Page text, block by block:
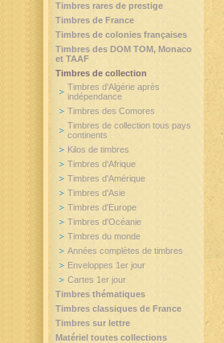
Timbres rares de prestige
Timbres de France
Timbres de colonies françaises
Timbres des DOM TOM, Monaco
et TAAF
Timbres de collection
Timbres d'Algérie après
indépendance
Timbres des Comores
Timbres de collection tous pays
continents
Kilos de timbres
Timbres d'Afrique
Timbres d'Amérique
Timbres d'Asie
Timbres d'Europe
Timbres d'Océanie
Timbres du monde
Années complètes de timbres
Enveloppes 1er jour
Cartes 1er jour
Timbres thématiques
Timbres classiques de France
Timbres sur lettre
Matériel toutes collections